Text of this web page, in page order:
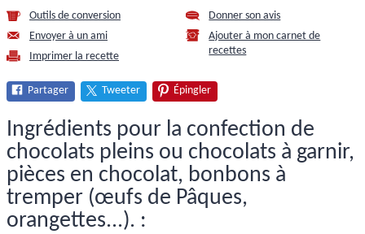
Outils de conversion
Envoyer à un ami
Imprimer la recette
Donner son avis
Ajouter à mon carnet de
recettes
Partager Tweeter Épingler
Ingrédients pour la confection de
chocolats pleins ou chocolats à garnir,
pièces en chocolat, bonbons à
tremper (œufs de Pâques,
orangettes...). :